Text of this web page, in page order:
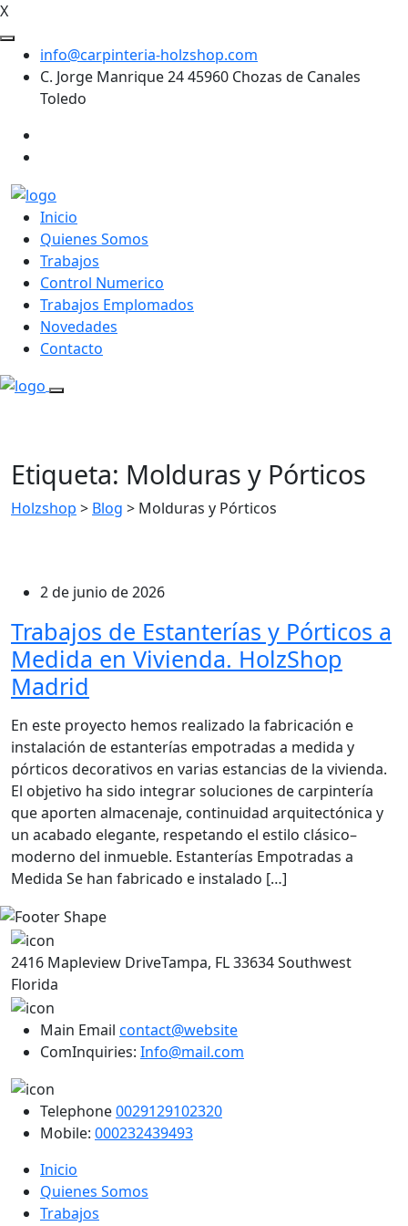
X
info@carpinteria-holzshop.com
C. Jorge Manrique 24 45960 Chozas de Canales
Toledo
Inicio
Quienes Somos
Trabajos
Control Numerico
Trabajos Emplomados
Novedades
Contacto
Etiqueta: Molduras y Pórticos
Holzshop > Blog > Molduras y Pórticos
2 de junio de 2026
Trabajos de Estanterías y Pórticos a
Medida en Vivienda. HolzShop
Madrid
En este proyecto hemos realizado la fabricación e
instalación de estanterías empotradas a medida y
pórticos decorativos en varias estancias de la vivienda.
El objetivo ha sido integrar soluciones de carpintería
que aporten almacenaje, continuidad arquitectónica y
un acabado elegante, respetando el estilo clásico–
moderno del inmueble. Estanterías Empotradas a
Medida Se han fabricado e instalado […]
2416 Mapleview DriveTampa, FL 33634 Southwest
Florida
Main Email contact@website
ComInquiries: Info@mail.com
Telephone0029129102320
Mobile: 000232439493
Inicio
Quienes Somos
Trabajos